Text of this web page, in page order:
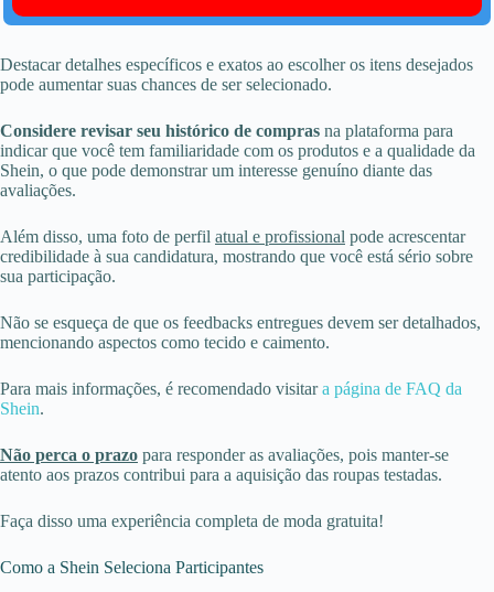
Destacar detalhes específicos e exatos ao escolher os itens desejados
pode aumentar suas chances de ser selecionado.
Considere revisar seu histórico de compras na plataforma para
indicar que você tem familiaridade com os produtos e a qualidade da
Shein, o que pode demonstrar um interesse genuíno diante das
avaliações.
Além disso, uma foto de perfil atual e profissional pode acrescentar
credibilidade à sua candidatura, mostrando que você está sério sobre
sua participação.
Não se esqueça de que os feedbacks entregues devem ser detalhados,
mencionando aspectos como tecido e caimento.
Para mais informações, é recomendado visitara página de FAQ da
Shein.
Não perca o prazo para responder as avaliações, pois manter-se
atento aos prazos contribui para a aquisição das roupas testadas.
Faça disso uma experiência completa de moda gratuita!
Como a Shein Seleciona Participantes